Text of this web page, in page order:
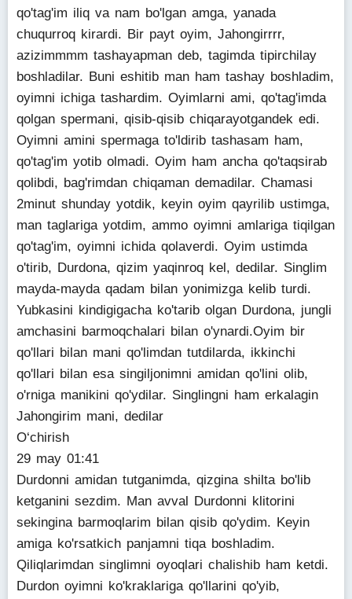
qo'tag'im iliq va nam bo'lgan amga, yanada
chuqurroq kirardi. Bir payt oyim, Jahongirrrr,
azizimmmm tashayapman deb, tagimda tipirchilay
boshladilar. Buni eshitib man ham tashay boshladim,
oyimni ichiga tashardim. Oyimlarni ami, qo'tag'imda
qolgan spermani, qisib-qisib chiqarayotgandek edi.
Oyimni amini spermaga to'ldirib tashasam ham,
qo'tag'im yotib olmadi. Oyim ham ancha qo'taqsirab
qolibdi, bag'rimdan chiqaman demadilar. Chamasi
2minut shunday yotdik, keyin oyim qayrilib ustimga,
man taglariga yotdim, ammo oyimni amlariga tiqilgan
qo'tag'im, oyimni ichida qolaverdi. Oyim ustimda
o'tirib, Durdona, qizim yaqinroq kel, dedilar. Singlim
mayda-mayda qadam bilan yonimizga kelib turdi.
Yubkasini kindigigacha ko'tarib olgan Durdona, jungli
amchasini barmoqchalari bilan o'ynardi.Oyim bir
qo'llari bilan mani qo'limdan tutdilarda, ikkinchi
qo'llari bilan esa singiljonimni amidan qo'lini olib,
o'rniga manikini qo'ydilar. Singlingni ham erkalagin
Jahongirim mani, dedilar
O‘chirish
29 may 01:41
Durdonni amidan tutganimda, qizgina shilta bo'lib
ketganini sezdim. Man avval Durdonni klitorini
sekingina barmoqlarim bilan qisib qo'ydim. Keyin
amiga ko'rsatkich panjamni tiqa boshladim.
Qiliqlarimdan singlimni oyoqlari chalishib ham ketdi.
Durdon oyimni ko'kraklariga qo'llarini qo'yib,